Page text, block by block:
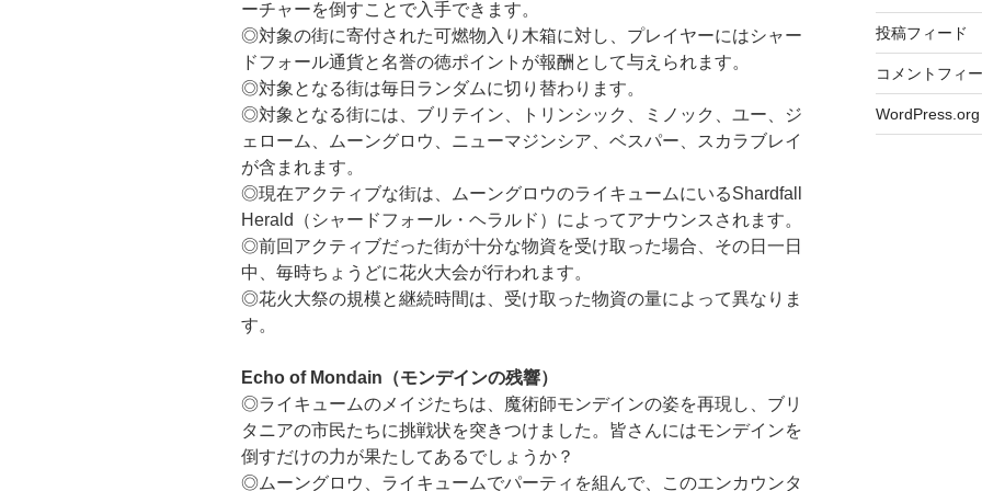
ーチャーを倒すことで入手できます。
◎対象の街に寄付された可燃物入り木箱に対し、プレイヤーにはシャー
ドフォール通貨と名誉の徳ポイントが報酬として与えられます。
◎対象となる街は毎日ランダムに切り替わります。
◎対象となる街には、ブリテイン、トリンシック、ミノック、ユー、ジ
ェローム、ムーングロウ、ニューマジンシア、ベスパー、スカラブレイ
が含まれます。
◎現在アクティブな街は、ムーングロウのライキュームにいるShardfall
Herald（シャードフォール・ヘラルド）によってアナウンスされます。
◎前回アクティブだった街が十分な物資を受け取った場合、その日一日
中、毎時ちょうどに花火大会が行われます。
◎花火大祭の規模と継続時間は、受け取った物資の量によって異なりま
す。
Echo of Mondain（モンデインの残響）
◎ライキュームのメイジたちは、魔術師モンデインの姿を再現し、ブリ
タニアの市民たちに挑戦状を突きつけました。皆さんにはモンデインを
倒すだけの力が果たしてあるでしょうか？
◎ムーングロウ、ライキュームでパーティを組んで、このエンカウンタ
投稿フィード
コメントフィ
WordPress.org